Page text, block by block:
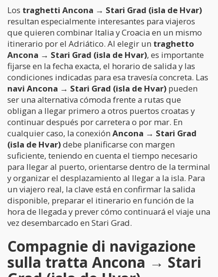
Los traghetti Ancona → Stari Grad (isla de Hvar)
resultan especialmente interesantes para viajeros
que quieren combinar Italia y Croacia en un mismo
itinerario por el Adriático. Al elegir un traghetto
Ancona → Stari Grad (isla de Hvar), es importante
fijarse en la fecha exacta, el horario de salida y las
condiciones indicadas para esa travesía concreta. Las
navi Ancona → Stari Grad (isla de Hvar) pueden
ser una alternativa cómoda frente a rutas que
obligan a llegar primero a otros puertos croatas y
continuar después por carretera o por mar. En
cualquier caso, la conexión Ancona → Stari Grad
(isla de Hvar)debe planificarse con margen
suficiente, teniendo en cuenta el tiempo necesario
para llegar al puerto, orientarse dentro de la terminal
y organizar el desplazamiento al llegar a la isla. Para
un viajero real, la clave está en confirmar la salida
disponible, preparar el itinerario en función de la
hora de llegada y prever cómo continuará el viaje una
vez desembarcado en Stari Grad.
Compagnie di navigazione
sulla tratta Ancona → Stari